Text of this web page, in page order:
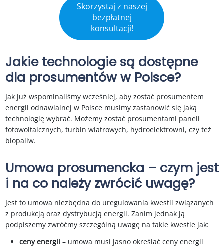
Skorzystaj z naszej
bezpłatnej
konsultacji!
Jakie technologie są dostępne
dla prosumentów w Polsce?
Jak już wspominaliśmy wcześniej, aby zostać prosumentem
energii odnawialnej w Polsce musimy zastanowić się jaką
technologię wybrać. Możemy zostać prosumentami paneli
fotowoltaicznych, turbin wiatrowych, hydroelektrowni, czy też
biopaliw.
Umowa prosumencka – czym jest
i na co należy zwrócić uwagę?
Jest to umowa niezbędna do uregulowania kwestii związanych
z produkcją oraz dystrybucją energii. Zanim jednak ją
podpiszemy zwróćmy szczególną uwagę na takie kwestie jak:
ceny energii – umowa musi jasno określać ceny energii